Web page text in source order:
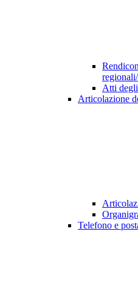
Atti
Articolazione
Telefono e